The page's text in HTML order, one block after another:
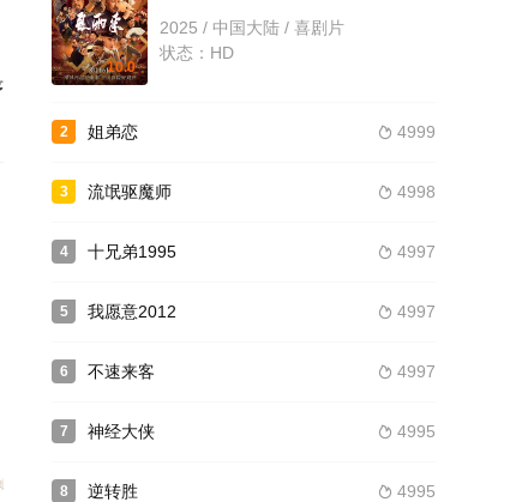
10.0
2025 / 中国大陆 / 喜剧片
状态：HD
2  4999
姐弟恋
3  4998
流氓驱魔师
4  4997
十兄弟1995
5  4997
我愿意2012
6  4997
不速来客
7  4995
神经大侠
8  4995
逆转胜